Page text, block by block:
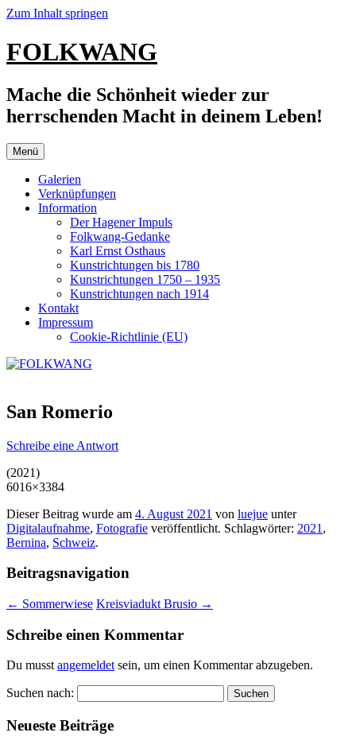
Zum Inhalt springen
FOLKWANG
Mache die Schönheit wieder zur
herrschenden Macht in deinem Leben!
Menü
Galerien
Verknüpfungen
Information
Der Hagener Impuls
Folkwang-Gedanke
Karl Ernst Osthaus
Kunstrichtungen bis 1780
Kunstrichtungen 1750 – 1935
Kunstrichtungen nach 1914
Kontakt
Impressum
Cookie-Richtlinie (EU)
San Romerio
Schreibe eine Antwort
(2021)
6016×3384
Dieser Beitrag wurde am 4. August 2021 von luejue unter
Digitalaufnahme, Fotografie veröffentlicht. Schlagwörter: 2021 ,
Bernina, Schweiz.
Beitragsnavigation
← Sommerwiese Kreisviadukt Brusio →
Schreibe einen Kommentar
Du musstangemeldetsein, um einen Kommentar abzugeben.
Suchen nach:
Neueste Beiträge